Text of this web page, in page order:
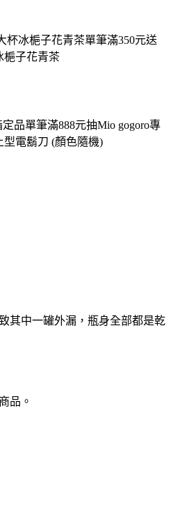
杯冰梔子花青茶單筆滿350元送
梔子花青茶
定品單筆滿888元抽Mio gogoro專
電鬍刀 (顏色隨機)
其中一罐外漏，瓶身全部都是乾
品。